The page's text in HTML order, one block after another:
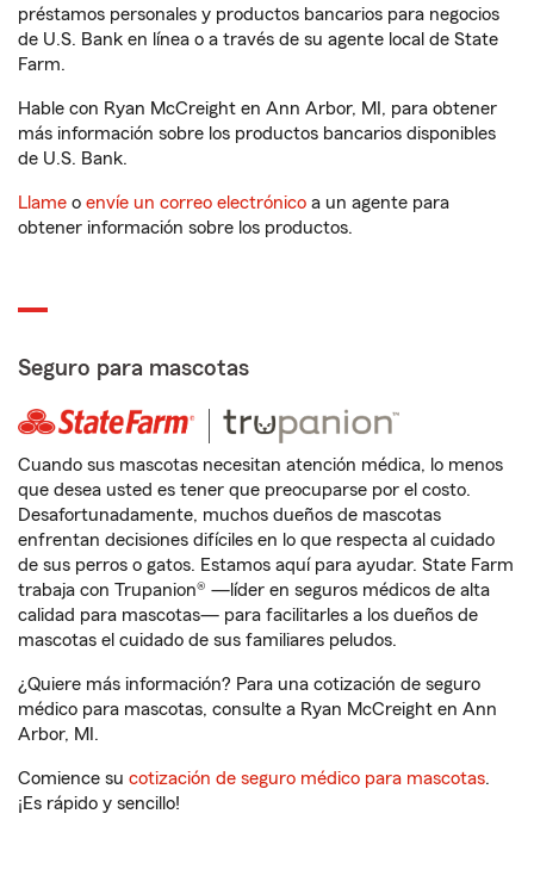
préstamos personales y productos bancarios para negocios
de U.S. Bank en línea o a través de su agente local de State
Farm.
Hable con Ryan McCreight en Ann Arbor, MI, para obtener
más información sobre los productos bancarios disponibles
de U.S. Bank.
Llame o envíe un correo electrónico a un agente para
obtener información sobre los productos.
Seguro para mascotas
Cuando sus mascotas necesitan atención médica, lo menos
que desea usted es tener que preocuparse por el costo.
Desafortunadamente, muchos dueños de mascotas
enfrentan decisiones difíciles en lo que respecta al cuidado
de sus perros o gatos. Estamos aquí para ayudar. State Farm
trabaja con Trupanion® —líder en seguros médicos de alta
calidad para mascotas— para facilitarles a los dueños de
mascotas el cuidado de sus familiares peludos.
¿Quiere más información? Para una cotización de seguro
médico para mascotas, consulte a Ryan McCreight en Ann
Arbor, MI.
Comience su cotización de seguro médico para mascotas.
¡Es rápido y sencillo!